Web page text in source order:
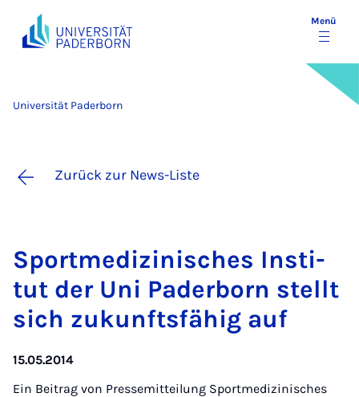
Menü
Universität Paderborn
Zurück zur News-Liste
Sport­me­di­zi­ni­sches In­sti­
tut der Uni Pa­der­born stellt
sich zu­kunfts­fä­hig auf
15.05.2014
Ein Beitrag von Pressemitteilung Sportmedizinisches